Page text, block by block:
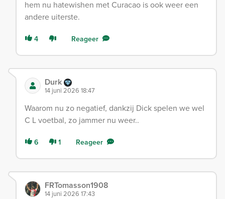
hem nu hatewishen met Curacao is ook weer een
andere uiterste.
4 Reageer
Durk
14 juni 2026 18:47
Waarom nu zo negatief, dankzij Dick spelen we wel
C L voetbal, zo jammer nu weer..
6 1 Reageer
FRTomasson1908
14 juni 2026 17:43